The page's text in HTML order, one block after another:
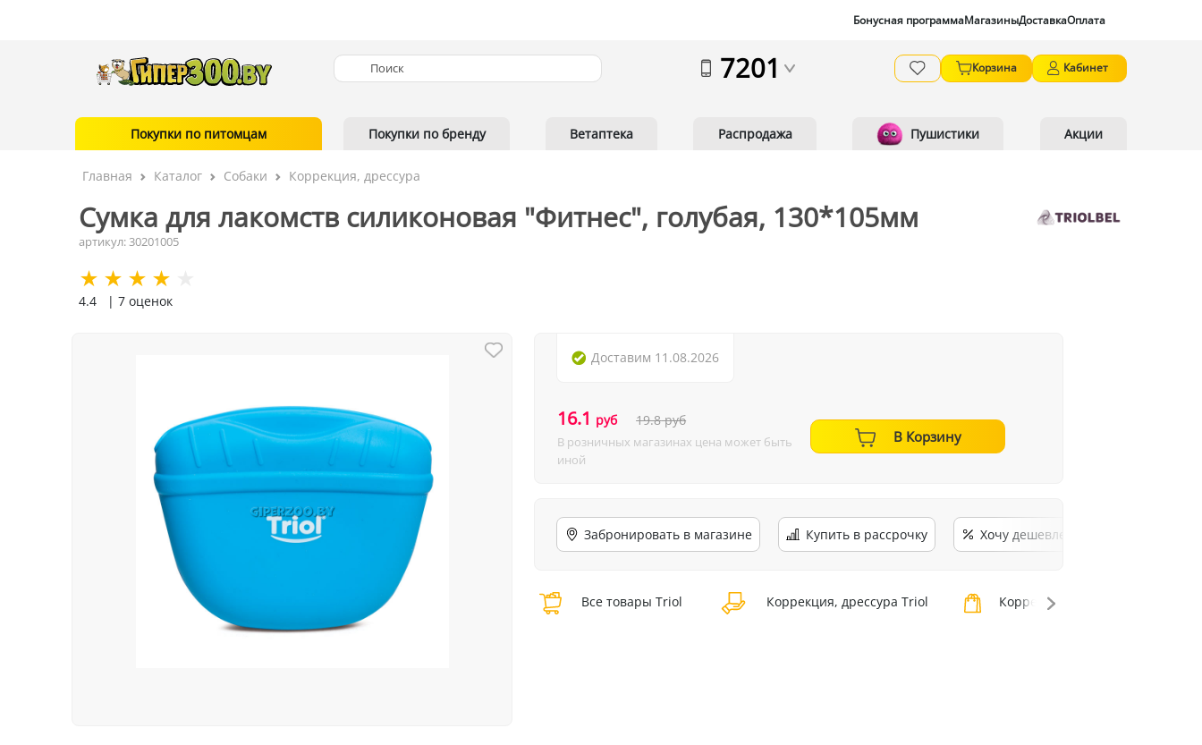
Бонусная программаМагазиныДоставкаОплата
7201 Корзина Кабинет
Покупки по питомцам Покупки по бренду Ветаптека Распродажа Пушистики Акции
Главная Каталог Собаки Коррекция, дрессура
Сумка для лакомств силиконовая "Фитнес", голубая, 130*105мм
артикул: 30201005
4.4 | 7 оценок
Доставим 11.08.2026
16.1 руб 19.8руб
В розничных магазинах цена может быть
иной
В Корзину
Забронировать в магазине Купить в рассрочку Хочу дешевле
Все товары Triol Коррекция, дрессура Triol Коррекция, дрессура